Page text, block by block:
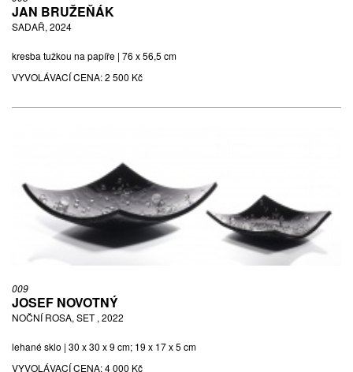
JAN BRUŽEŇÁK
SADAŘ, 2024
kresba tužkou na papíře | 76 x 56,5 cm
VYVOLÁVACÍ CENA:2 500 Kč
009
JOSEF NOVOTNÝ
NOČNÍ ROSA, SET , 2022
lehané sklo | 30 x 30 x 9 cm; 19 x 17 x 5 cm
VYVOLÁVACÍ CENA:4 000 Kč